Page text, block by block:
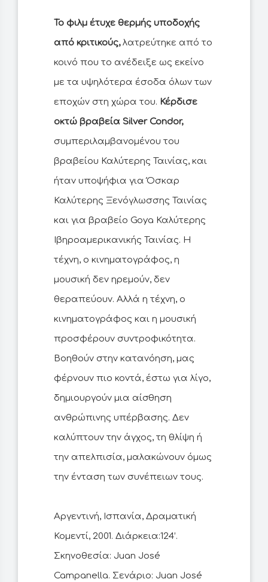
Το φιλμ έτυχε θερμής υποδοχής
από κριτικούς,λατρεύτηκε από το
κοινό που το ανέδειξε ως εκείνο
με τα υψηλότερα έσοδα όλων των
εποχών στη χώρα του. Κέρδισε
οκτώ βραβεία Silver Condor,
συμπεριλαμβανομένου του
βραβείου Καλύτερης Ταινίας, και
ήταν υποψήφια για Όσκαρ
Καλύτερης Ξενόγλωσσης Ταινίας
και για βραβείο Goya Καλύτερης
Ιβηροαμερικανικής Ταινίας. Η
τέχνη, ο κινηματογράφος, η
μουσική δεν ηρεμούν, δεν
θεραπεύουν. Αλλά η τέχνη, ο
κινηματογράφος και η μουσική
προσφέρουν συντροφικότητα.
Βοηθούν στην κατανόηση, μας
φέρνουν πιο κοντά, έστω για λίγο,
δημιουργούν μια αίσθηση
ανθρώπινης υπέρβασης. Δεν
καλύπτουν την άγχος, τη θλίψη ή
την απελπισία, μαλακώνουν όμως
την ένταση των συνέπειων τους.
Αργεντινή, Ισπανία, Δραματική
Κομεντί, 2001. Διάρκεια:124’.
Σκηνοθεσία: Juan José
Campanella. Σενάριο: Juan José